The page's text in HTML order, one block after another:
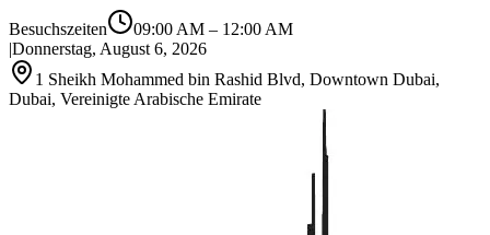
Besuchszeiten 09:00 AM – 12:00 AM
|Donnerstag, August 6, 2026
1 Sheikh Mohammed bin Rashid Blvd, Downtown Dubai,
Dubai, Vereinigte Arabische Emirate